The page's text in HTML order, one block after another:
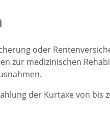
oder
zur medizinischen
der Kurtaxe von bis